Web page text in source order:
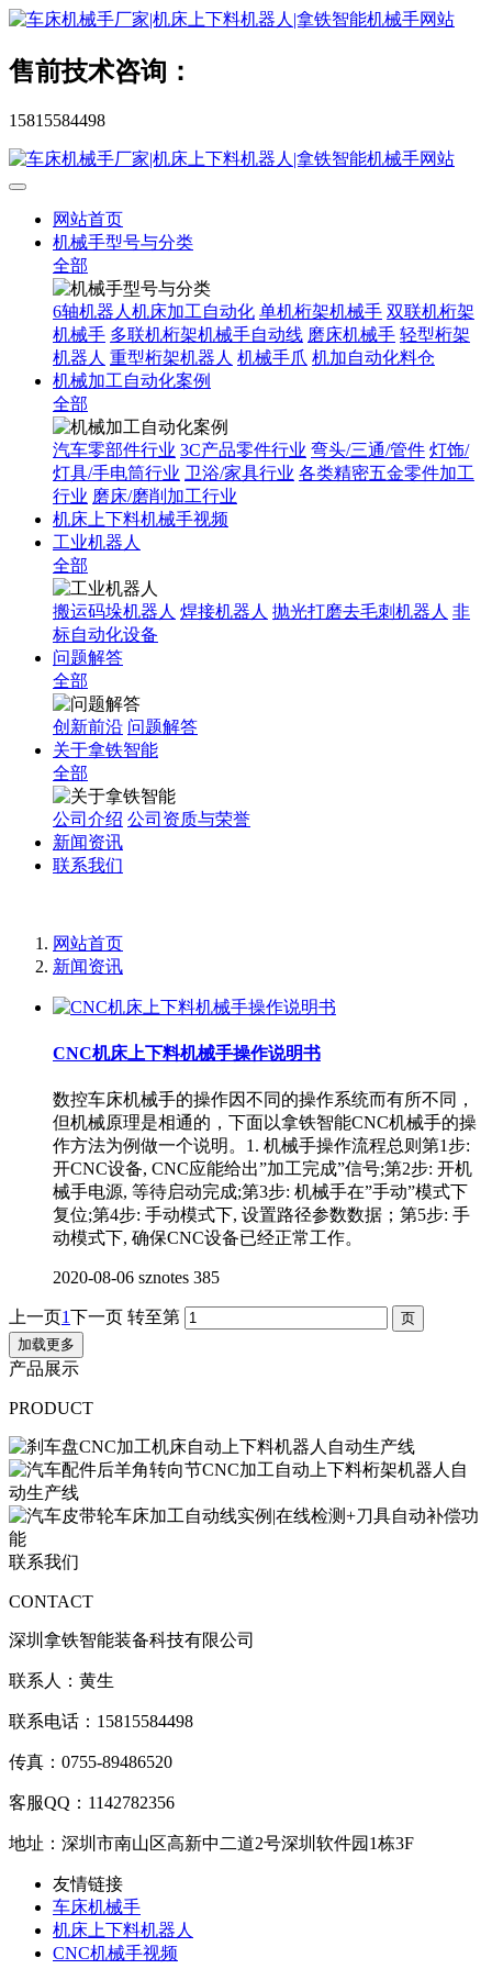
售前技术咨询：
15815584498
网站首页
机械手型号与分类
全部
6轴机器人机床加工自动化 单机桁架机械手 双联机桁架
机械手 多联机桁架机械手自动线 磨床机械手 轻型桁架
机器人 重型桁架机器人 机械手爪 机加自动化料仓
机械加工自动化案例
全部
汽车零部件行业 3C产品零件行业 弯头/三通/管件 灯饰/
灯具/手电筒行业 卫浴/家具行业 各类精密五金零件加工
行业 磨床/磨削加工行业
机床上下料机械手视频
工业机器人
全部
搬运码垛机器人 焊接机器人 抛光打磨去毛刺机器人 非
标自动化设备
问题解答
全部
创新前沿 问题解答
关于拿铁智能
全部
公司介绍 公司资质与荣誉
新闻资讯
联系我们
网站首页
新闻资讯
CNC机床上下料机械手操作说明书
数控车床机械手的操作因不同的操作系统而有所不同，
但机械原理是相通的，下面以拿铁智能CNC机械手的操
作方法为例做一个说明。1. 机械手操作流程总则第1步:
开CNC设备, CNC应能给出”加工完成”信号;第2步: 开机
械手电源, 等待启动完成;第3步: 机械手在”手动”模式下
复位;第4步: 手动模式下, 设置路径参数数据；第5步: 手
动模式下, 确保CNC设备已经正常工作。
2020-08-06 sznotes 385
上一页1下一页 转至第
加载更多
产品展示
PRODUCT
联系我们
CONTACT
深圳拿铁智能装备科技有限公司
联系人：黄生
联系电话：15815584498
传真：0755-89486520
客服QQ：1142782356
地址：深圳市南山区高新中二道2号深圳软件园1栋3F
友情链接
车床机械手
机床上下料机器人
CNC机械手视频